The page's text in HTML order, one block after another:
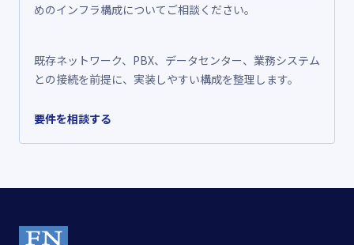
めのインフラ構成についてご相談ください。
既存ネットワーク、PBX、データセンター、業務システム
との接続を前提に、実装しやすい構成を整理します。
要件を相談する